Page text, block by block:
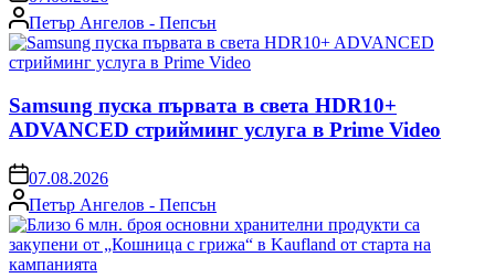
Posted
by
Петър Ангелов - Пепсън
Samsung пуска първата в света HDR10+
ADVANCED стрийминг услуга в Prime Video
on07.08.2026
Posted
by
Петър Ангелов - Пепсън